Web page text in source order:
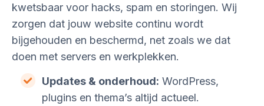
kwetsbaar voor hacks, spam en storingen. Wij
zorgen dat jouw website continu wordt
bijgehouden en beschermd, net zoals we dat
doen met servers en werkplekken.
Updates & onderhoud: WordPress,
plugins en thema’s altijd actueel.